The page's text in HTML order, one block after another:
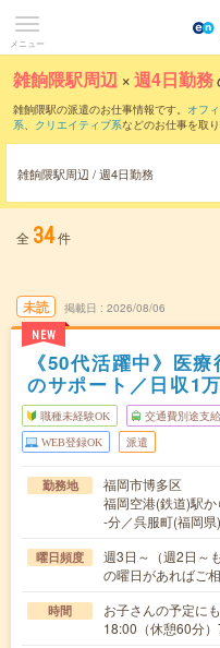
メニュー
雑餉隈駅周辺 ×週4日勤務
雑餉隈駅の派遣のお仕事情報です。 オフ
系、 クリエイティブ系などのお仕事を取
雑餉隈駅周辺 / 週4日勤務
全 34件
未読
NEW
掲載日 2026/08/06
《50代活躍中》医
のサポート／日収1
職種未経験OK 交通費別途支
WEB登録OK 派遣
勤務地
福岡市博多区
福岡空港(鉄道)駅
-分／呉服町(福岡
曜日頻度
週3日～（週2日～
の曜日があればご
時間
お子さんの予定に
18:00（休憩60分